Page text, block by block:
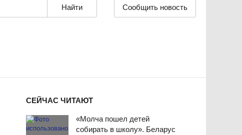
Сообщить новость
СЕЙЧАС ЧИТАЮТ
«Молча пошел детей
собирать в школу». Беларус